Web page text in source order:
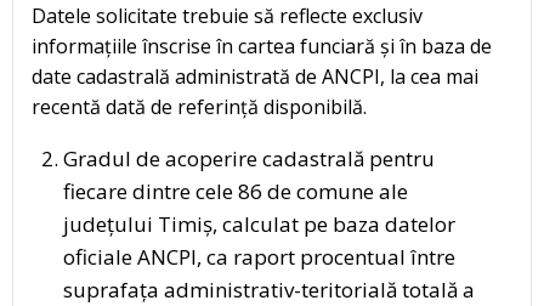
Datele solicitate trebuie să reflecte exclusiv
informațiile înscrise în cartea funciară și în baza de
date cadastrală administrată de ANCPI, la cea mai
recentă dată de referință disponibilă.
Gradul de acoperire cadastrală pentru
fiecare dintre cele 86 de comune ale
județului Timiș, calculat pe baza datelor
oficiale ANCPI, ca raport procentual între
suprafața administrativ-teritorială totală a